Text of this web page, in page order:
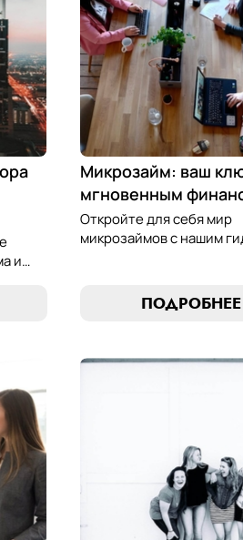
и
Микрозайм: ваш
мгновенным
Откройте для себя мир
микрозаймов с нашим
стратегии погашения и
обеспечить себе
ПОДРОБНЕЕ